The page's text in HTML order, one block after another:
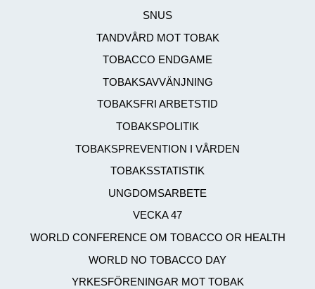
SNUS
TANDVÅRD MOT TOBAK
TOBACCO ENDGAME
TOBAKSAVVÄNJNING
TOBAKSFRI ARBETSTID
TOBAKSPOLITIK
TOBAKSPREVENTION I VÅRDEN
TOBAKSSTATISTIK
UNGDOMSARBETE
VECKA 47
WORLD CONFERENCE OM TOBACCO OR HEALTH
WORLD NO TOBACCO DAY
YRKESFÖRENINGAR MOT TOBAK